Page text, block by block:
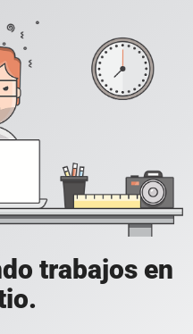
trabajos en